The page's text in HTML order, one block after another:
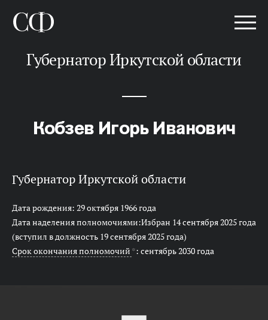
Губернатор Иркутской области
Кобзев Игорь Иванович
Губернатор Иркутской области
Дата рождения: 29 октября 1966 года
Дата наделения полномочиями:Избран 14 сентября 2025 года
(вступил в должность 19 сентября 2025 года)
Срок окончания полномочий *: сентябрь 2030 года